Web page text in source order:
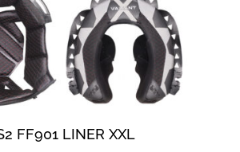
FF901 LINER XXL